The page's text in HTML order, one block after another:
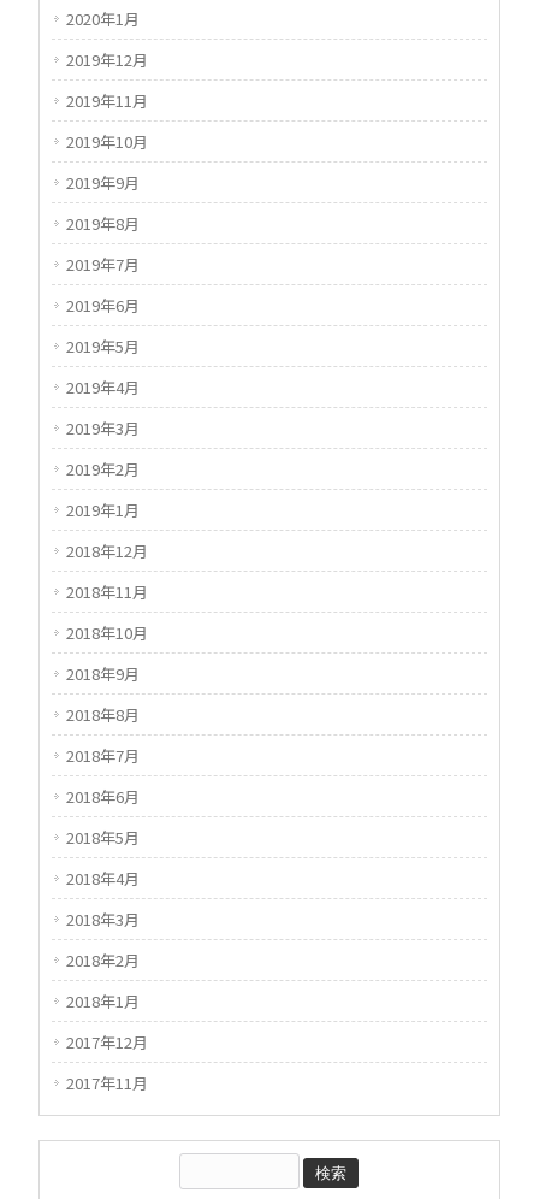
2020年1月
2019年12月
2019年11月
2019年10月
2019年9月
2019年8月
2019年7月
2019年6月
2019年5月
2019年4月
2019年3月
2019年2月
2019年1月
2018年12月
2018年11月
2018年10月
2018年9月
2018年8月
2018年7月
2018年6月
2018年5月
2018年4月
2018年3月
2018年2月
2018年1月
2017年12月
2017年11月